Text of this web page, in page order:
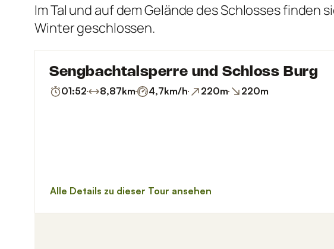
Im Tal und auf dem Gelände des Schlosses
Winter geschlossen.